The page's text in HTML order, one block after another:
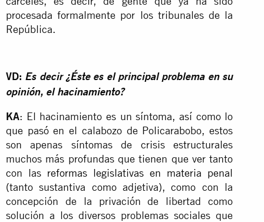
procesada formalmente por los tribunales de la
República.
VD: Es decir ¿Éste es el principal problema en su
opinión, el hacinamiento?
KA: El hacinamiento es un síntoma, así como lo
que pasó en el calabozo de Policarabobo, estos
son apenas síntomas de crisis estructurales
muchos más profundas que tienen que ver tanto
con las reformas legislativas en materia penal
(tanto sustantiva como adjetiva), como con la
concepción de la privación de libertad como
solución a los diversos problemas sociales que